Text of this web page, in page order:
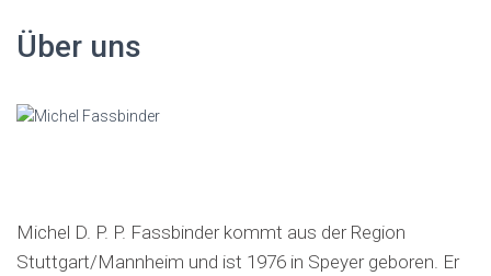
h
Über uns
Michel D. P. P. Fassbinder kommt aus der Region
Stuttgart/Mannheim und ist 1976 in Speyer geboren. Er